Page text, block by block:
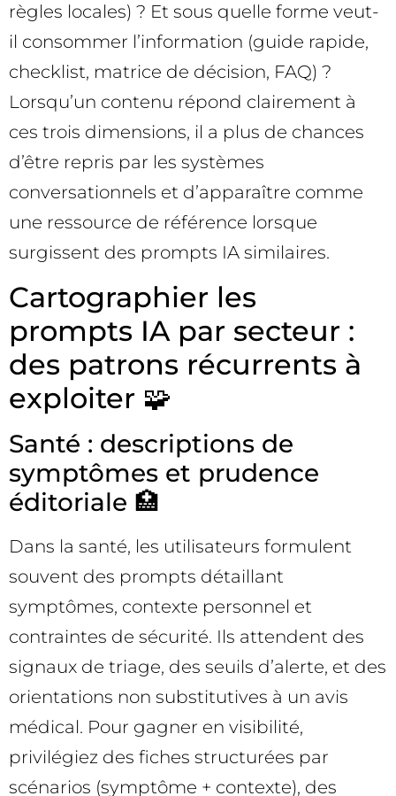
règles locales) ? Et sous quelle forme veut-
il consommer l’information (guide rapide,
checklist, matrice de décision, FAQ) ?
Lorsqu’un contenu répond clairement à
ces trois dimensions, il a plus de chances
d’être repris par les systèmes
conversationnels et d’apparaître comme
une ressource de référence lorsque
surgissent des prompts IA similaires.
Cartographier les
prompts IA par secteur :
des patrons récurrents à
exploiter 🧩
Santé : descriptions de
symptômes et prudence
éditoriale 🏥
Dans la santé, les utilisateurs formulent
souvent des prompts détaillant
symptômes, contexte personnel et
contraintes de sécurité. Ils attendent des
signaux de triage, des seuils d’alerte, et des
orientations non substitutives à un avis
médical. Pour gagner en visibilité,
privilégiez des fiches structurées par
scénarios (symptôme + contexte), des